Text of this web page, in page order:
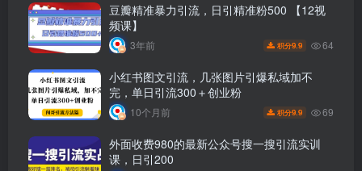
豆瓣精准暴力引流，日引精准粉500 【12视
频课】
3年前 积分9.9 64
小红书图文引流，几张图片引爆私域加不
完，单日引流300＋创业粉
10个月前 积分9.9 69
外面收费980的最新公众号搜一搜引流实训
课，日引200